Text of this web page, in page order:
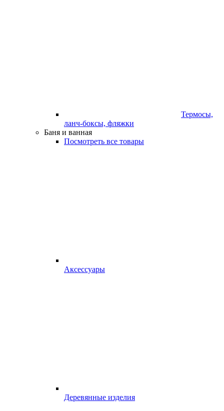
Термосы,
ланч-боксы, фляжки
Баня и ванная
Посмотреть все товары
Аксессуары
Деревянные изделия